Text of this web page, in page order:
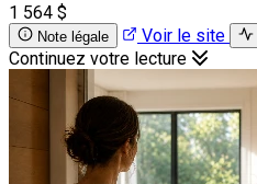
1 564 $
Note légale Voir le site
Continuez votre lecture